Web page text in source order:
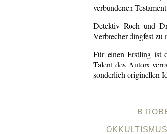
verbundenen
Detektiv Roch und
Verbrecher dingfest zu
Für einen Erstling ist
Talent des Autors
sonderlich originellen
B